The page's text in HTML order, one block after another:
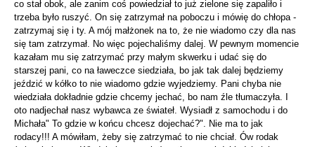
co stał obok, ale zanim coś powiedział to już zielone się zapaliło i
trzeba było ruszyć. On się zatrzymał na poboczu i mówię do chłopa -
zatrzymaj się i ty. A mój małżonek na to, że nie wiadomo czy dla nas
się tam zatrzymał. No więc pojechaliśmy dalej. W pewnym momencie
kazałam mu się zatrzymać przy małym skwerku i udać się do
starszej pani, co na ławeczce siedziała, bo jak tak dalej będziemy
jeździć w kółko to nie wiadomo gdzie wyjedziemy. Pani chyba nie
wiedziała dokładnie gdzie chcemy jechać, bo nam źle tłumaczyła. I
oto nadjechał nasz wybawca ze świateł. Wysiadł z samochodu i do
Michała" To gdzie w końcu chcesz dojechać?". Nie ma to jak
rodacy!!! A mówiłam, żeby się zatrzymać to nie chciał. Ów rodak